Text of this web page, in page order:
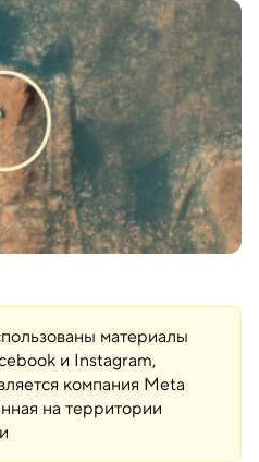
материалы
и Instagram,
компания Meta
на территории